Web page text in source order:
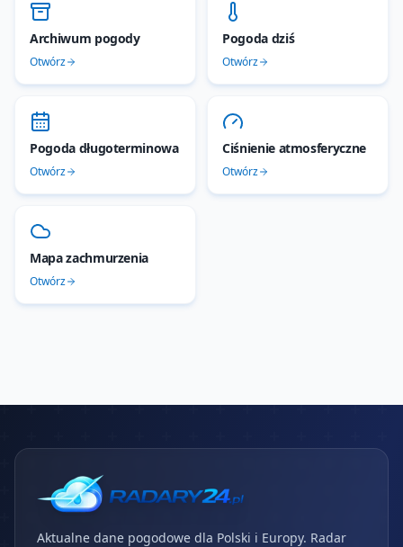
Archiwum pogody
Otwórz
Pogoda dziś
Otwórz
Pogoda długoterminowa
Otwórz
Ciśnienie atmosferyczne
Otwórz
Mapa zachmurzenia
Otwórz
Aktualne dane pogodowe dla Polski i Europy. Radar